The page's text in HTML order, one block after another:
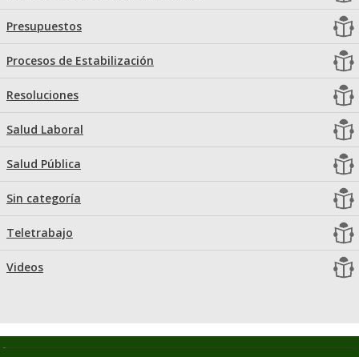
Presupuestos
Procesos de Estabilización
Resoluciones
Salud Laboral
Salud Pública
Sin categoría
Teletrabajo
Videos